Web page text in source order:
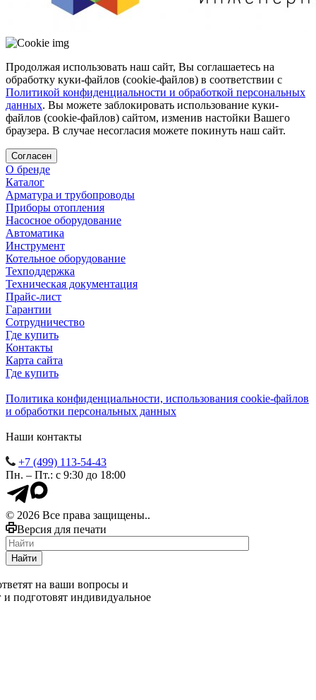
Продолжая использовать наш сайт, Вы соглашаетесь на
обработку куки-файлов (cookie-файлов) в соответствии с
Политикой конфиденциальности и обработкой персональных
данных. Вы можете заблокировать использование куки-
файлов (cookie-файлов) сайтом, изменив настойки Вашего
браузера. В случае несогласия можете покинуть наш сайт.
Согласен
О бренде
Каталог
Арматура и трубопроводы
Приборы отопления
Насосное оборудование
Автоматика
Инструмент
Котельное оборудование
Техподдержка
Техническая документация
Прайс-лист
Гарантии
Сотрудничество
Где купить
Контакты
Карта сайта
Где купить
Политика конфиденциальности, использования сookie-файлов
и обработки персональных данных
Наши контакты
+7 (499) 113-54-43
Пн. – Пт.: с 9:30 до 18:00
© 2026 Все права защищены..
Версия для печати
Найти
на ваши вопросы и
и подготовят индивидуальное